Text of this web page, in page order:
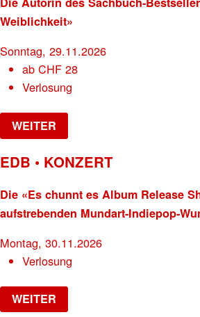
Weiblichkeit»
Sonntag, 29.11.2026
abCHF 28
Verlosung
WEITER
EDB • KONZERT
Die «Es chunnt es Album Release
aufstrebenden Mundart-Indiepop-
Montag, 30.11.2026
Verlosung
WEITER